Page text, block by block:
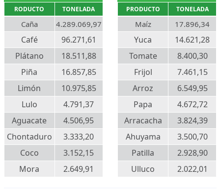
RODUCTO TONELADA
Caña 4.289.069,97
Café
96.271,61
Plátano
18.511,88
Piña
16.857,85
Limón
10.975,85
Lulo
4.791,37
Aguacate
4.506,95
Chontaduro
3.333,20
Coco
3.152,15
Mora
2.649,91
PRODUCTO TONELADA
Maíz 17.896,34
Yuca
14.621,28
Tomate
8.400,30
Frijol
7.461,15
Arroz
6.549,95
Papa
4.672,72
Arracacha
3.824,39
Ahuyama
3.500,70
Patilla
2.928,90
Ulluco
2.022,01